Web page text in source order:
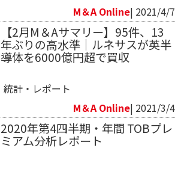
M＆A Online| 2021/4/7
【2月M＆Aサマリー】95件、13
年ぶりの高水準｜ルネサスが英半
導体を6000億円超で買収
統計・レポート
M＆A Online| 2021/3/4
2020年第4四半期・年間 TOBプレ
ミアム分析レポート